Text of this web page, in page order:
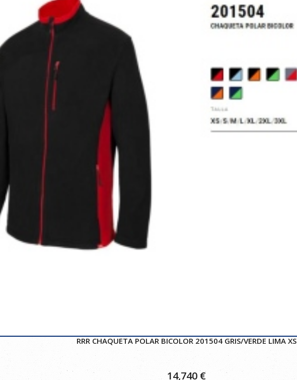
RRR CHAQUETA POLAR BICOLOR 201504 GRIS/VERDE LIMA XS
14,740 €